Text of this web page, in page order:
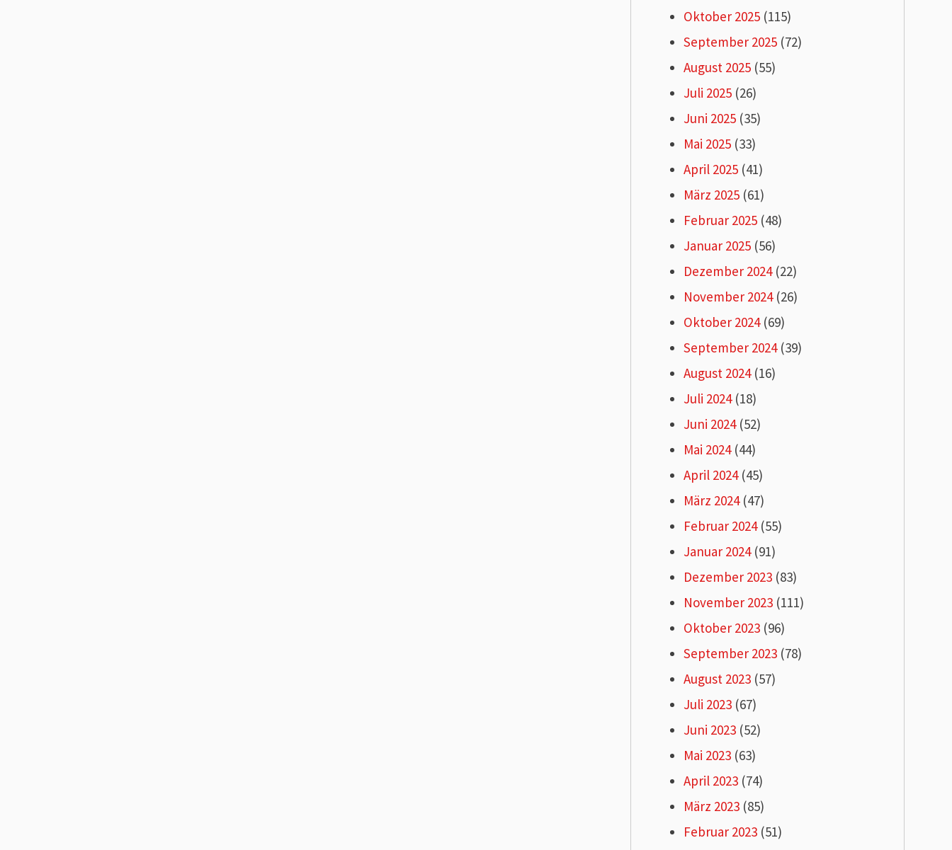
Oktober 2025(115)
September 2025(72)
August 2025(55)
Juli 2025(26)
Juni 2025(35)
Mai 2025(33)
April 2025(41)
März 2025(61)
Februar 2025(48)
Januar 2025(56)
Dezember 2024(22)
November 2024(26)
Oktober 2024(69)
September 2024(39)
August 2024(16)
Juli 2024(18)
Juni 2024(52)
Mai 2024(44)
April 2024(45)
März 2024(47)
Februar 2024(55)
Januar 2024(91)
Dezember 2023(83)
November 2023(111)
Oktober 2023(96)
September 2023(78)
August 2023(57)
Juli 2023(67)
Juni 2023(52)
Mai 2023(63)
April 2023(74)
März 2023(85)
Februar 2023(51)